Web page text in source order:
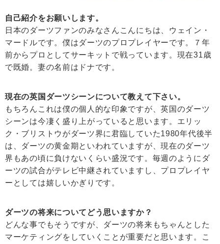
自己紹介をお願いします。
日本のダーツファンのみなさんこんにちは、ウェイン・
マードルです。僕はダーツのプロプレイヤーです。７年
前からプロとしてサーキットで戦っています。現在31歳
で既婚。妻の名前はドナです。
現在の英国ダーツシーンについて教えて下さい。
もちろんこれは僕の個人的な印象ですが、英国のダーツ
シーンは今凄く盛り上がっていると思います。エリッ
ク・ブリストウがダーツ界に君臨していた1980年代後半
は、ダーツの黄金期といわれていますが、現在のダーツ
界もあの頃に負けないくらい盛況です。毎週のようにダ
ーツの試合がテレビ中継されていますし、プロプレイヤ
ーとしては嬉しいかぎりです。
ダーツの将来についてどう思いますか？
どんな事でもそうですが、ダーツの将来もちゃんとした
マーケティングをしていくことが重要だと思います。こ